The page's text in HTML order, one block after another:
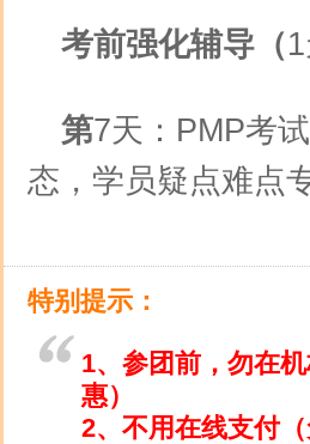
考前强化辅导（
第7天：PMP考
态，学员疑点难点
特别提示：
1、参团前，勿在
惠）
2、不用在线支付